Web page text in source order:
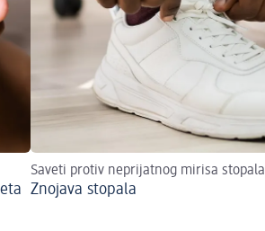
Saveti protiv neprijatnog mirisa stopala
Znojava stopala